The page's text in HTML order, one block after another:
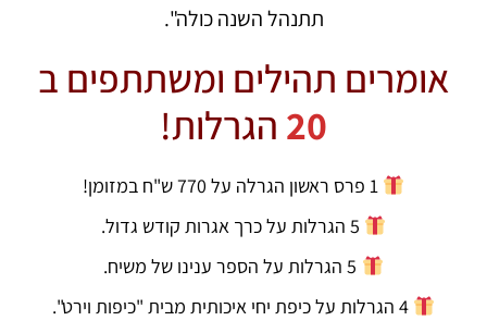
תתנהל השנה כולה".
אומרים תהילים ומשתתפים ב
20 הגרלות!
1 פרס ראשון הגרלה על 770 ש"ח במזומן!
4 הגרלות על כיפת יחי איכותית מבית "כיפות וירט".